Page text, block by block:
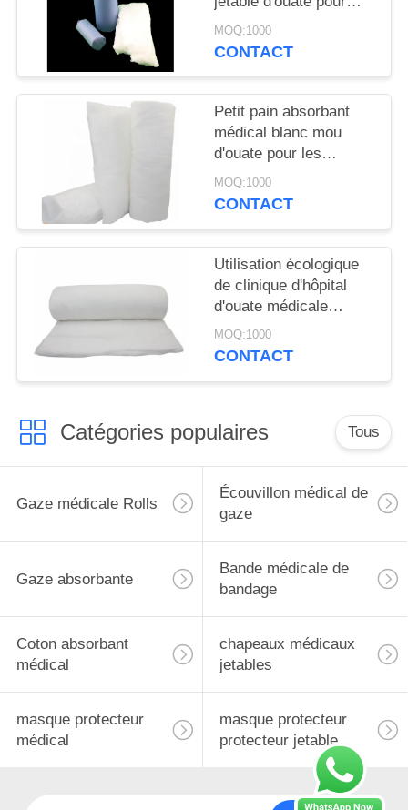
POLICY
l'usage d'hôpital
MOQ:1000
CONTACT
Petit pain absorbant
médical blanc mou
d'ouate pour les
blessures de
tamponnage de
MOQ:1000
CONTACT
Utilisation écologique
de clinique d'hôpital
d'ouate médicale
absorbante pure stérile
blanche
MOQ:1000
CONTACT
Catégories populaires Tous
Gaze médicale Rolls
Écouvillon médical de
gaze
Gaze absorbante
Bande médicale de
bandage
Coton absorbant
médical
chapeaux médicaux
jetables
masque protecteur
médical
masque protecteur
protecteur jetable